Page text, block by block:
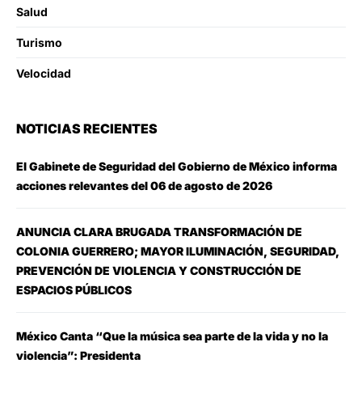
Salud
Turismo
Velocidad
NOTICIAS RECIENTES
El Gabinete de Seguridad del Gobierno de México informa
acciones relevantes del 06 de agosto de 2026
ANUNCIA CLARA BRUGADA TRANSFORMACIÓN DE
COLONIA GUERRERO; MAYOR ILUMINACIÓN, SEGURIDAD,
PREVENCIÓN DE VIOLENCIA Y CONSTRUCCIÓN DE
ESPACIOS PÚBLICOS
México Canta “Que la música sea parte de la vida y no la
violencia”: Presidenta